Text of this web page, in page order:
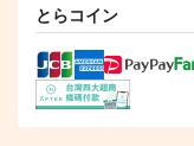
とらコイン